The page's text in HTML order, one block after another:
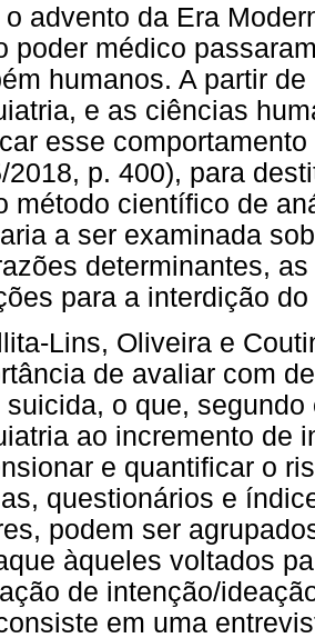
o advento da Era
poder médico
humanos. A partir
e as ciências
esse
2018, p. 400), para
método científico de
a ser examinada
determinantes,
para a interdição
Lins, Oliveira e
de avaliar com
suicida, o que,
ao incremento de
e quantificar o
questionários e
podem ser
àqueles voltados
de intenção/
em uma